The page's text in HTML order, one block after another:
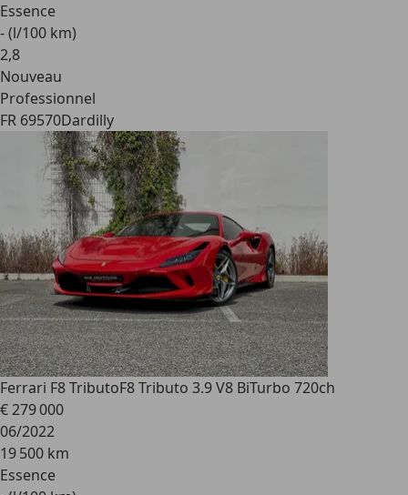
Essence
- (l/100 km)
2,8
Nouveau
Professionnel
FR 69570Dardilly
Ferrari F8 TributoF8 Tributo 3.9 V8 BiTurbo 720ch
€ 279 000
06/2022
19 500 km
Essence